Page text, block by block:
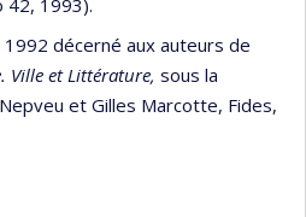
42, 1993).
1992 décerné aux auteurs de
Ville et Littérature, sous la
et Gilles Marcotte, Fides,